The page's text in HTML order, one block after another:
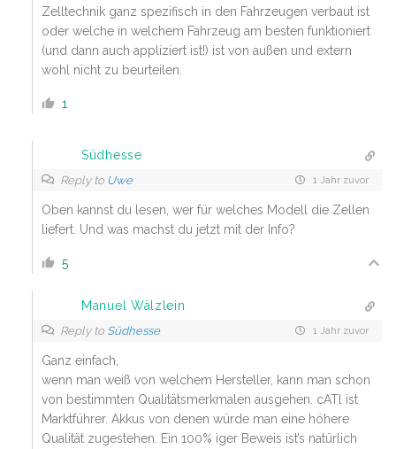
Zelltechnik ganz spezifisch in den Fahrzeugen verbaut ist
oder welche in welchem Fahrzeug am besten funktioniert
(und dann auch appliziert ist!) ist von außen und extern
wohl nicht zu beurteilen.
1
Südhesse
Reply to Uwe 1 Jahr zuvor
Oben kannst du lesen, wer für welches Modell die Zellen
liefert. Und was machst du jetzt mit der Info?
5
Manuel Wälzlein
Reply to Südhesse 1 Jahr zuvor
Ganz einfach,
wenn man weiß von welchem Hersteller, kann man schon
von bestimmten Qualitätsmerkmalen ausgehen. cATl ist
Marktführer. Akkus von denen würde man eine höhere
Qualität zugestehen. Ein 100% iger Beweis ist’s natürlich